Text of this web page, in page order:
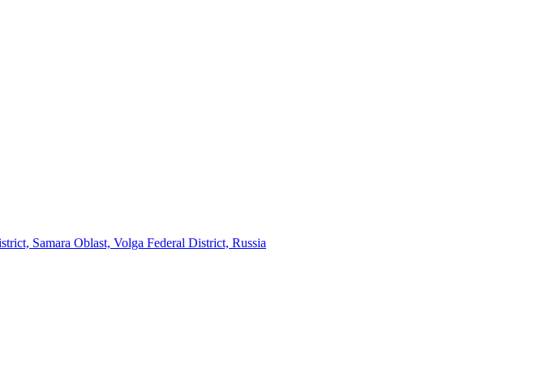
Samara Oblast, Volga Federal District, Russia